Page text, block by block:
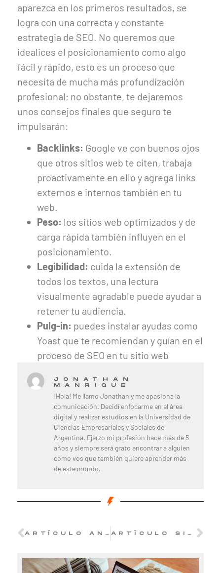
aparezca en los primeros resultados, se
logra con una correcta y constante
estrategia de SEO. No queremos que
idealices el posicionamiento como algo
fácil y rápido, esto es un proceso que
necesita de mucha más profundización
profesional; no obstante, te dejaremos
unos consejos finales que seguro te
impulsarán:
Backlinks: Google ve con buenos ojos
que otros sitios web te citen, trabaja
proactivamente en ello y agrega links
externos e internos también en tu
web.
Peso: los sitios web optimizados y de
carga rápida también influyen en el
posicionamiento.
Legibilidad: cuida la extensión de
todos los textos, una lectura
visualmente agradable puede ayudar a
retener tu audiencia.
Pulg-in: puedes instalar ayudas como
Yoast que te recomiendan y guían en el
proceso de SEO en tu sitio web
JONATHAN
MANRIQUE
¡Hola! Me llamo Jonathan y me apasiona la
comunicación. Decidí enfocarme en el área
digital y realizar estudios en la Universidad de
Ciencias Empresariales y Sociales de
Argentina. Ejerzo mi profesión hace más de 5
años y siempre será grato encontrar a alguien
como vos que también quiere aprender más
de este mundo.
ARTÍCULO ANTERIOR ARTÍCULO SIGUIENTE